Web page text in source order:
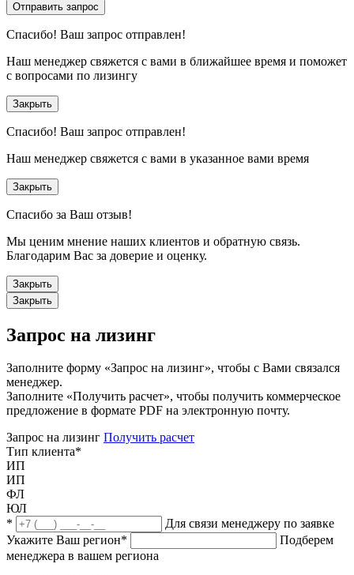
Отправить запрос
Спасибо! Ваш запрос отправлен!
Наш менеджер свяжется с вами в ближайшее время и поможет
с вопросами по лизингу
Закрыть
Спасибо! Ваш запрос отправлен!
Наш менеджер свяжется с вами в указанное вами время
Закрыть
Спасибо за Ваш отзыв!
Мы ценим мнение наших клиентов и обратную связь.
Благодарим Вас за доверие и оценку.
Закрыть
Закрыть
Запрос на лизинг
Заполните форму «Запрос на лизинг», чтобы с Вами связался
менеджер.
Заполните «Получить расчет», чтобы получить коммерческое
предложение в формате PDF на электронную почту.
Запрос на лизинг Получить расчет
Тип клиента*
ИП
ИП
ФЛ
ЮЛ
*
Для связи менеджеру по заявке
Укажите Ваш регион*
Подберем
менеджера в вашем региона